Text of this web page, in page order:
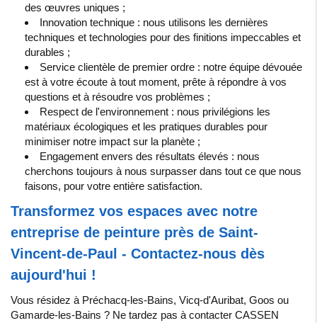
des œuvres uniques ;
Innovation technique : nous utilisons les dernières
techniques et technologies pour des finitions impeccables et
durables ;
Service clientèle de premier ordre : notre équipe dévouée
est à votre écoute à tout moment, prête à répondre à vos
questions et à résoudre vos problèmes ;
Respect de l'environnement : nous privilégions les
matériaux écologiques et les pratiques durables pour
minimiser notre impact sur la planète ;
Engagement envers des résultats élevés : nous
cherchons toujours à nous surpasser dans tout ce que nous
faisons, pour votre entière satisfaction.
Transformez vos espaces avec notre
entreprise de peinture près de Saint-
Vincent-de-Paul - Contactez-nous dès
aujourd'hui !
Vous résidez à Préchacq-les-Bains, Vicq-d'Auribat, Goos ou
Gamarde-les-Bains ? Ne tardez pas à contacter CASSEN